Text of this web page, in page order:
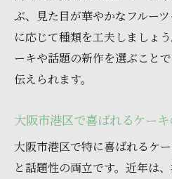
ぶ、見た目が華やかなフルー
に応じて種類を工夫しましょ
ーキや話題の新作を選ぶこと
伝えられます。
大阪市港区で喜ばれるケー
大阪市港区で特に喜ばれるケ
と話題性の両立です。近年は